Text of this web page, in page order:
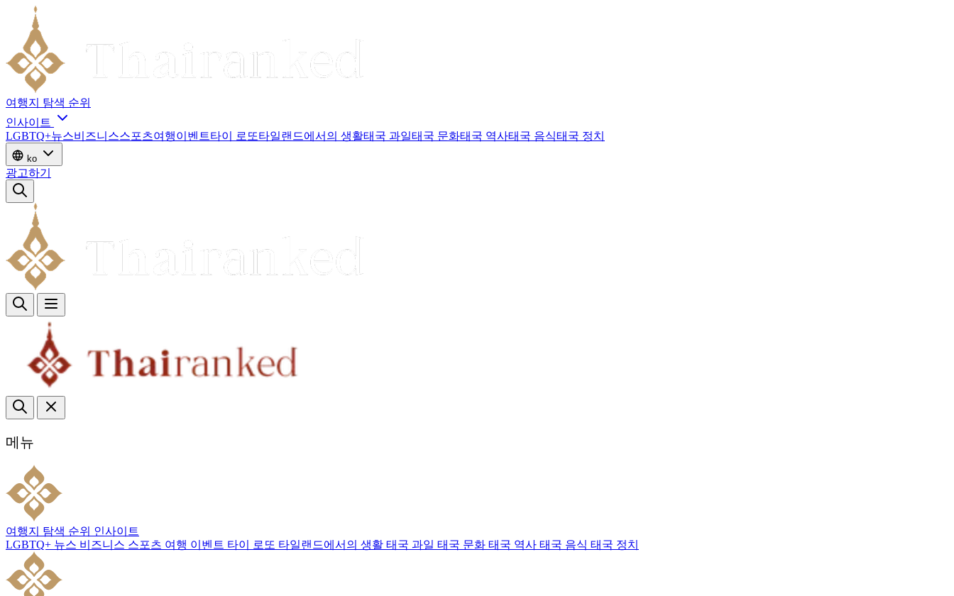
여행지 탐색 순위
인사이트
LGBTQ+뉴스비즈니스스포츠여행이벤트타이 로또타일랜드에서의 생활태국 과일태국 문화태국 역사태국 음식태국 정치
ko
광고하기
메뉴
여행지 탐색 순위 인사이트
LGBTQ+ 뉴스 비즈니스 스포츠 여행 이벤트 타이 로또 타일랜드에서의 생활 태국 과일 태국 문화 태국 역사 태국 음식 태국 정치